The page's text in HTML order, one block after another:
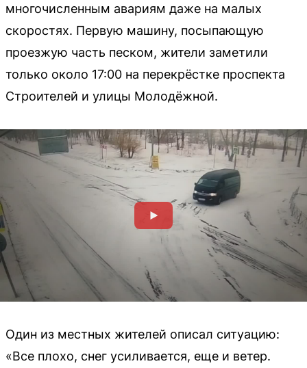
многочисленным авариям даже на малых
скоростях. Первую машину, посыпающую
проезжую часть песком, жители заметили
только около 17:00 на перекрёстке проспекта
Строителей и улицы Молодёжной.
Один из местных жителей описал ситуацию:
«Все плохо, снег усиливается, еще и ветер.